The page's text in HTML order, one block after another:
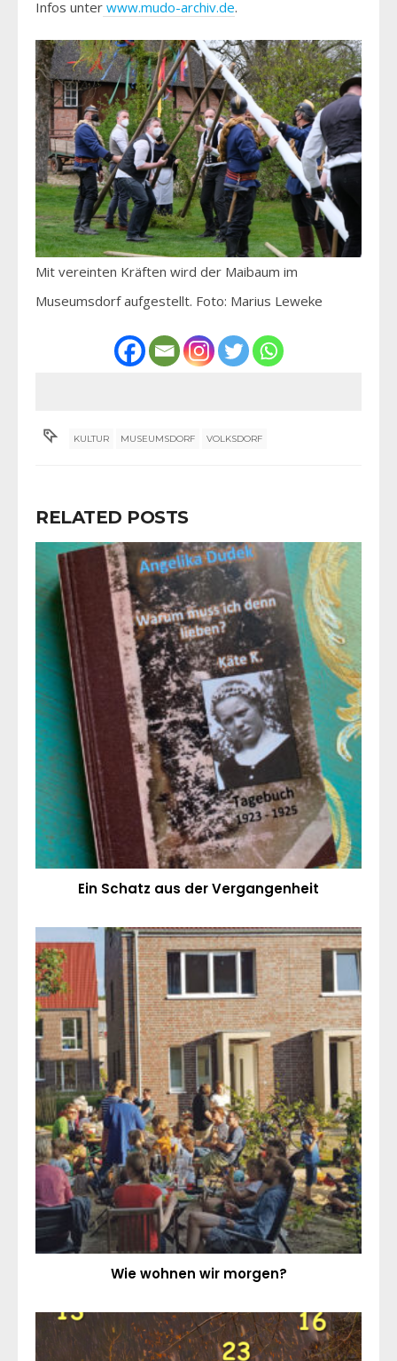
Infos unter www.mudo-archiv.de.
Mit vereinten Kräften wird der Maibaum im
Museumsdorf aufgestellt. Foto: Marius Leweke
KULTUR MUSEUMSDORF VOLKSDORF
RELATED POSTS
Ein Schatz aus der Vergangenheit
Wie wohnen wir morgen?